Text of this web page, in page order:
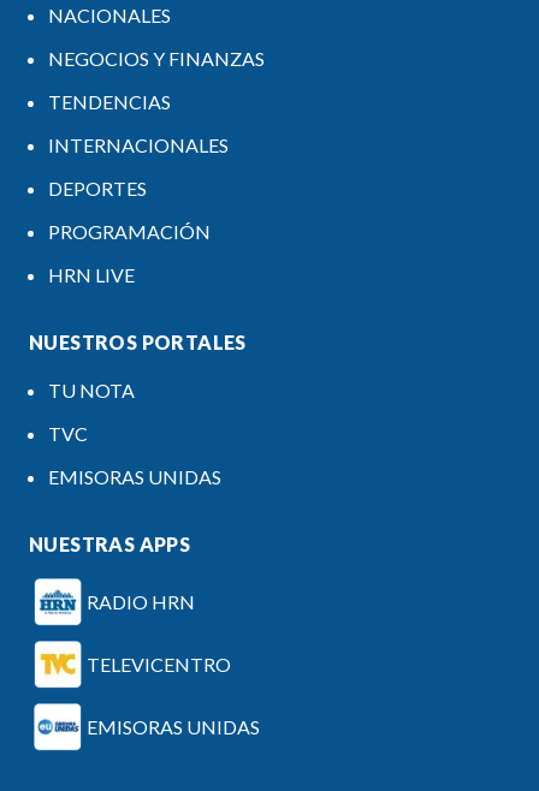
NACIONALES
NEGOCIOS Y FINANZAS
TENDENCIAS
INTERNACIONALES
DEPORTES
PROGRAMACIÓN
HRN LIVE
NUESTROS PORTALES
TU NOTA
TVC
EMISORAS UNIDAS
NUESTRAS APPS
RADIO HRN
TELEVICENTRO
EMISORAS UNIDAS